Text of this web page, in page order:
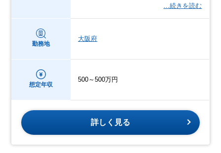
…続きを読む
勤務地
大阪府
想定年収
500～500万円
詳しく見る